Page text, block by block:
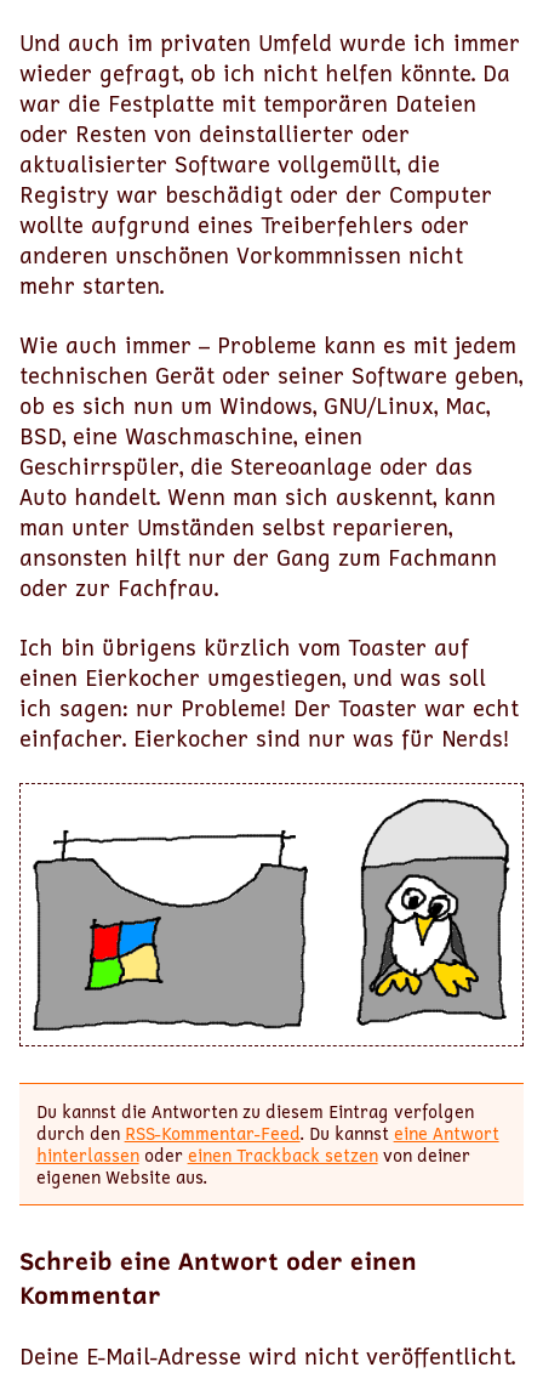
Und auch im privaten Umfeld wurde ich immer
wieder gefragt, ob ich nicht helfen könnte. Da
war die Festplatte mit temporären Dateien
oder Resten von deinstallierter oder
aktualisierter Software vollgemüllt, die
Registry war beschädigt oder der Computer
wollte aufgrund eines Treiberfehlers oder
anderen unschönen Vorkommnissen nicht
mehr starten.
Wie auch immer – Probleme kann es mit jedem
technischen Gerät oder seiner Software geben,
ob es sich nun um Windows, GNU/Linux, Mac,
BSD, eine Waschmaschine, einen
Geschirrspüler, die Stereoanlage oder das
Auto handelt. Wenn man sich auskennt, kann
man unter Umständen selbst reparieren,
ansonsten hilft nur der Gang zum Fachmann
oder zur Fachfrau.
Ich bin übrigens kürzlich vom Toaster auf
einen Eierkocher umgestiegen, und was soll
ich sagen: nur Probleme! Der Toaster war echt
einfacher. Eierkocher sind nur was für Nerds!
Du kannst die Antworten zu diesem Eintrag verfolgen
durch den RSS-Kommentar-Feed. Du kannsteine Antwort
hinterlassenodereinen Trackback setzenvon deiner
eigenen Website aus.
Schreib eine Antwort oder einen
Kommentar
Deine E-Mail-Adresse wird nicht veröffentlicht.